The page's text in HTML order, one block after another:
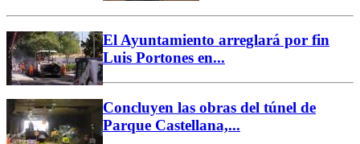
El Ayuntamiento arreglará por fin
Luis Portones en...
Concluyen las obras del túnel de
Parque Castellana,...